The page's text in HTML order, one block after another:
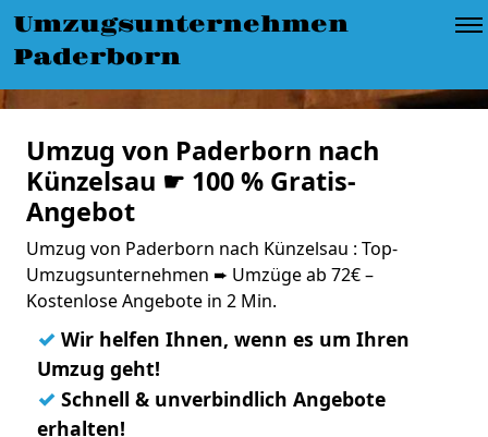
Umzugsunternehmen
Paderborn
Umzug von Paderborn nach
Künzelsau ☛ 100 % Gratis-
Angebot
Umzug von Paderborn nach Künzelsau : Top-
Umzugsunternehmen ➨ Umzüge ab 72€ –
Kostenlose Angebote in 2 Min.
✓ Wir helfen Ihnen, wenn es um Ihren
Umzug geht!
✓ Schnell & unverbindlich Angebote
erhalten!